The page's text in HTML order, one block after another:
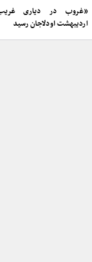
«غروب در دیاری
اردیبهشت اودلاجان رسید